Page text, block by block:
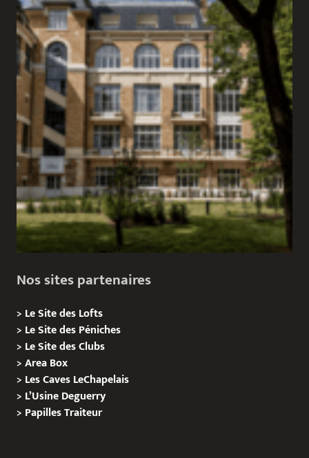
Nos sites partenaires
> Le Site des Lofts
> Le Site des Péniches
> Le Site des Clubs
>Area Box
> Les Caves LeChapelais
> L’Usine Deguerry
> PapillesTraiteur